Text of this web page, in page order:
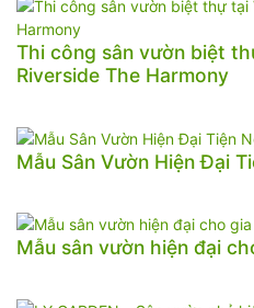
Thi công sân vườn biệt
Riverside The Harmony
Mẫu Sân Vườn Hiện Đại
Mẫu sân vườn hiện đại